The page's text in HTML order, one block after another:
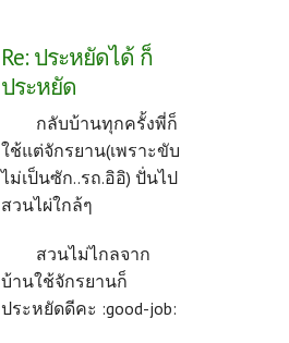
Re: ประหยัดได้ ก็
ประหยัด
กลับบ้านทุกครั้งพี่ก็
ใช้แต่จักรยาน(เพราะขับ
ไม่เป็นซัก..รถ.อิอิ) ปั่นไป
สวนไผ่ใกล้ๆ
สวนไม่ไกลจาก
บ้านใช้จักรยานก็
ประหยัดดีคะ :good-job: